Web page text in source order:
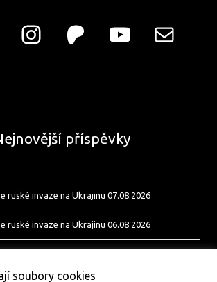
příspěvky
ruské invaze na Ukrajinu 07.08.2026
ruské invaze na Ukrajinu 06.08.2026
soubory cookies